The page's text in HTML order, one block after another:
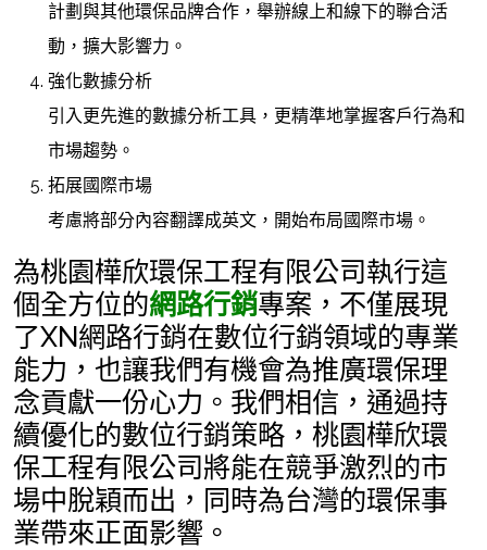
計劃與其他環保品牌合作，舉辦線上和線下的聯合活
動，擴大影響力。
強化數據分析
引入更先進的數據分析工具，更精準地掌握客戶行為和
市場趨勢。
拓展國際市場
考慮將部分內容翻譯成英文，開始布局國際市場。
為桃園樺欣環保工程有限公司執行這
個全方位的網路行銷專案，不僅展現
了XN網路行銷在數位行銷領域的專業
能力，也讓我們有機會為推廣環保理
念貢獻一份心力。我們相信，通過持
續優化的數位行銷策略，桃園樺欣環
保工程有限公司將能在競爭激烈的市
場中脫穎而出，同時為台灣的環保事
業帶來正面影響。